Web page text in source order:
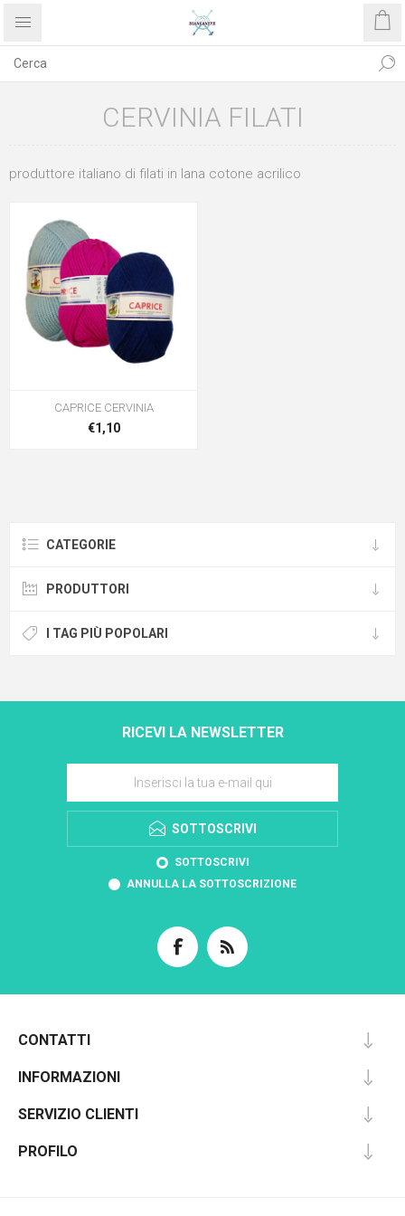
CERVINIA FILATI
produttore italiano di filati in lana cotone acrilico
CAPRICE CERVINIA
€1,10
CATEGORIE
PRODUTTORI
I TAG PIÙ POPOLARI
RICEVI LA NEWSLETTER
SOTTOSCRIVI
SOTTOSCRIVI
ANNULLA LA SOTTOSCRIZIONE
CONTATTI
INFORMAZIONI
SERVIZIO CLIENTI
PROFILO